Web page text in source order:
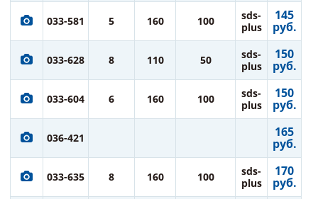
033-581 5 160 100
sds-
plus
145
руб.
033-628 8 110 50
sds-
plus
150
руб.
033-604 6 160 100
sds-
plus
150
руб.
036-421 165
руб.
033-635 8 160 100
sds-
plus
170
руб.